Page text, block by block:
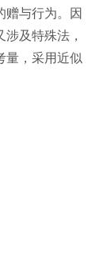
赠与行为。因
及特殊法，
量，采用近似